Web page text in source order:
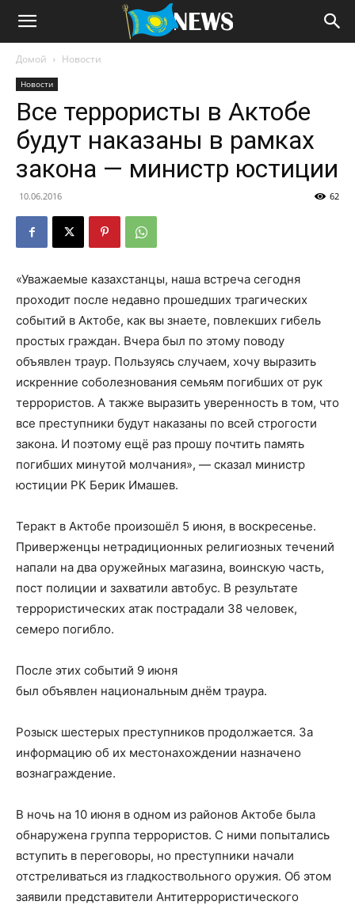
Домой Новости
Новости
Все террористы в Актобе
будут наказаны в рамках
закона — министр юстиции
10.06.2016 62
«Уважаемые казахстанцы, наша встреча сегодня
проходит после недавно прошедших трагических
событий в Актобе, как вы знаете, повлекших гибель
простых граждан. Вчера был по этому поводу
объявлен траур. Пользуясь случаем, хочу выразить
искренние соболезнования семьям погибших от рук
террористов. А также выразить уверенность в том, что
все преступники будут наказаны по всей строгости
закона. И поэтому ещё раз прошу почтить память
погибших минутой молчания», — сказал министр
юстиции РК Берик Имашев.
Теракт в Актобе произошёл 5 июня, в воскресенье.
Приверженцы нетрадиционных религиозных течений
напали на два оружейных магазина, воинскую часть,
пост полиции и захватили автобус. В результате
террористических атак пострадали 38 человек,
семеро погибло.
После этих событий 9 июня
был объявлен национальным днём траура.
Розыск шестерых преступников продолжается. За
информацию об их местонахождении назначено
вознаграждение.
В ночь на 10 июня в одном из районов Актобе была
обнаружена группа террористов. С ними попытались
вступить в переговоры, но преступники начали
отстреливаться из гладкоствольного оружия. Об этом
заявили представители Антитеррористического